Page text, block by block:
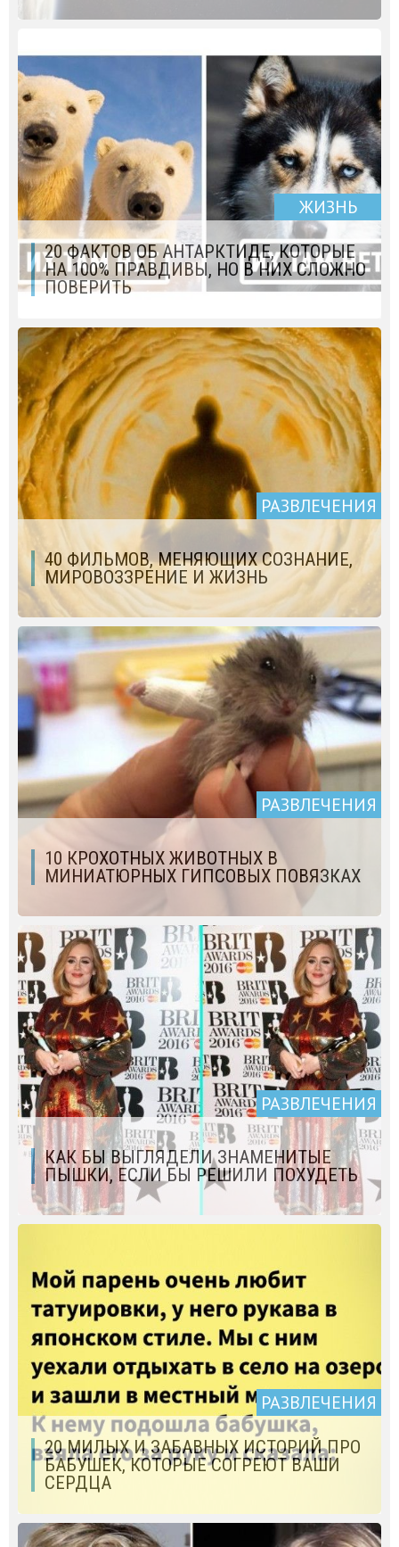
ЖИЗНЬ
20 ФАКТОВ ОБ АНТАРКТИДЕ, КОТОРЫЕ
НА 100% ПРАВДИВЫ, НО В НИХ СЛОЖНО
ПОВЕРИТЬ
РАЗВЛЕЧЕНИЯ
40 ФИЛЬМОВ, МЕНЯЮЩИХ СОЗНАНИЕ,
МИРОВОЗЗРЕНИЕ И ЖИЗНЬ
РАЗВЛЕЧЕНИЯ
10 КРОХОТНЫХ ЖИВОТНЫХ В
МИНИАТЮРНЫХ ГИПСОВЫХ ПОВЯЗКАХ
РАЗВЛЕЧЕНИЯ
КАК БЫ ВЫГЛЯДЕЛИ ЗНАМЕНИТЫЕ
ПЫШКИ, ЕСЛИ БЫ РЕШИЛИ ПОХУДЕТЬ
РАЗВЛЕЧЕНИЯ
20 МИЛЫХ И ЗАБАВНЫХ ИСТОРИЙ ПРО
БАБУШЕК, КОТОРЫЕ СОГРЕЮТ ВАШИ
СЕРДЦА